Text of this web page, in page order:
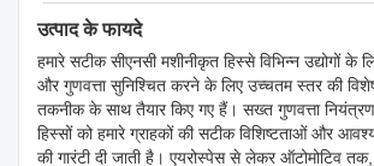
उत्पाद के फायदे
हमारे सटीक सीएनसी मशीनीकृत हिस्से विभिन्न उद्योगों के
और गुणवत्ता सुनिश्चित करने के लिए उच्चतम स्तर की
तकनीक के साथ तैयार किए गए हैं। सख्त गुणवत्ता
हिस्सों को हमारे ग्राहकों की सटीक विशिष्टताओं और
की गारंटी दी जाती है। एयरोस्पेस से लेकर ऑटोमोटिव तक,